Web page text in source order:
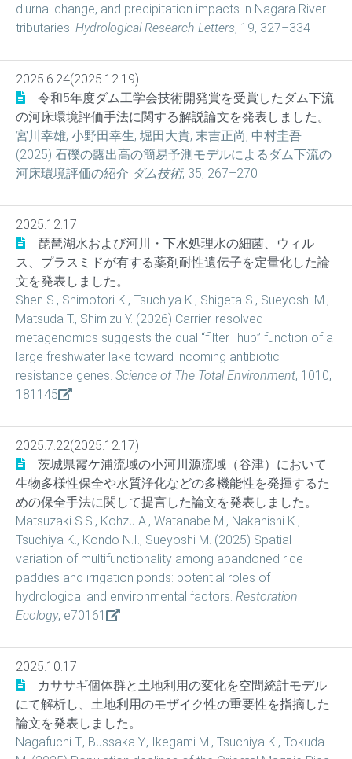
diurnal change, and precipitation impacts in Nagara River
tributaries. Hydrological Research Letters, 19, 327–334
2025.6.24(2025.12.19)
令和5年度ダム工学会技術開発賞を受賞したダム下流
の河床環境評価手法に関する解説論文を発表しました。
宮川幸雄, 小野田幸生, 堀田大貴, 末吉正尚, 中村圭吾
(2025) 石礫の露出高の簡易予測モデルによるダム下流の
河床環境評価の紹介 ダム技術, 35, 267–270
2025.12.17
琵琶湖水および河川・下水処理水の細菌、ウィル
ス、プラスミドが有する薬剤耐性遺伝子を定量化した論
文を発表しました。
Shen S., Shimotori K., Tsuchiya K., Shigeta S., Sueyoshi M.,
Matsuda T., Shimizu Y. (2026) Carrier-resolved
metagenomics suggests the dual “filter–hub” function of a
large freshwater lake toward incoming antibiotic
resistance genes. Science of The Total Environment, 1010,
181145
2025.7.22(2025.12.17)
茨城県霞ケ浦流域の小河川源流域（谷津）において
生物多様性保全や水質浄化などの多機能性を発揮するた
めの保全手法に関して提言した論文を発表しました。
Matsuzaki S.S., Kohzu A., Watanabe M., Nakanishi K.,
Tsuchiya K., Kondo N.I., Sueyoshi M. (2025) Spatial
variation of multifunctionality among abandoned rice
paddies and irrigation ponds: potential roles of
hydrological and environmental factors. Restoration
Ecology, e70161
2025.10.17
カササギ個体群と土地利用の変化を空間統計モデル
にて解析し、土地利用のモザイク性の重要性を指摘した
論文を発表しました。
Nagafuchi T., Bussaka Y., Ikegami M., Tsuchiya K., Tokuda